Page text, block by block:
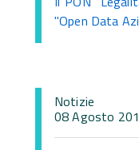
"Open Data
Notizie
08 Agosto